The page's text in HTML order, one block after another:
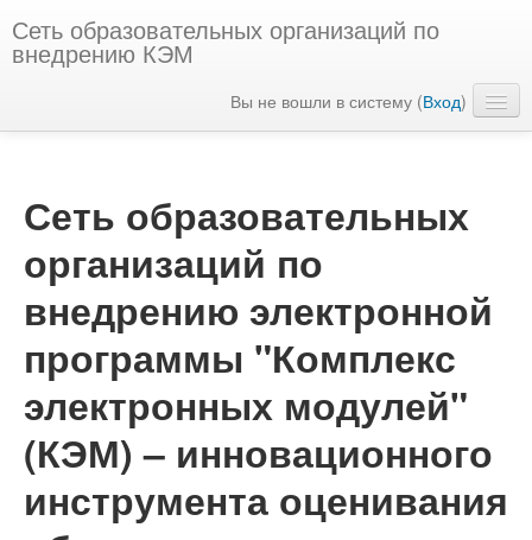
Сеть образовательных организаций по
внедрению КЭМ
Вы не вошли в систему (Вход)
Сеть образовательных
организаций по
внедрению электронной
программы "Комплекс
электронных модулей"
(КЭМ) – инновационного
инструмента оценивания